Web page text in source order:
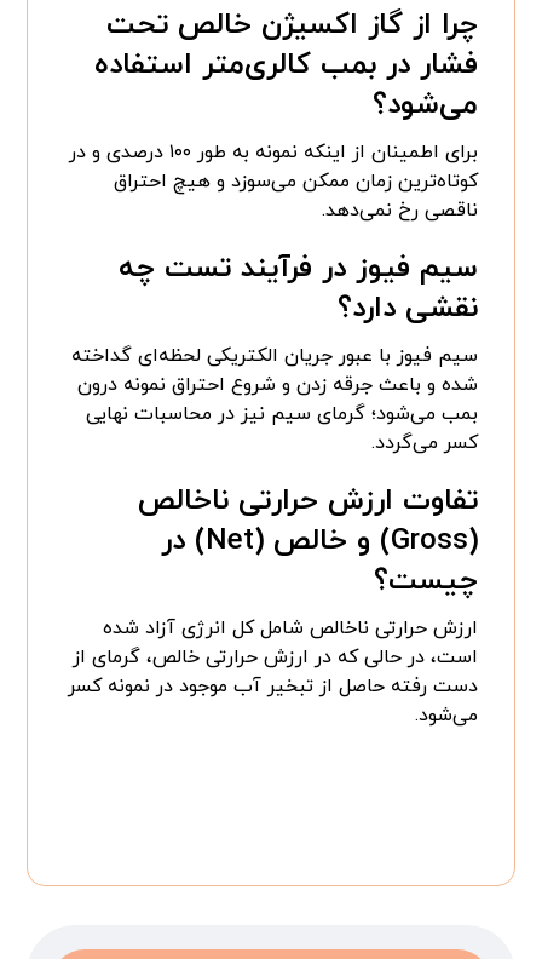
چرا از گاز اکسیژن خالص تحت
فشار در بمب کالری‌متر استفاده
می‌شود؟
برای اطمینان از اینکه نمونه به طور ۱۰۰ درصدی و در
کوتاه‌ترین زمان ممکن می‌سوزد و هیچ احتراق
ناقصی رخ نمی‌دهد.
سیم فیوز در فرآیند تست چه
نقشی دارد؟
سیم فیوز با عبور جریان الکتریکی لحظه‌ای گداخته
شده و باعث جرقه زدن و شروع احتراق نمونه درون
بمب می‌شود؛ گرمای سیم نیز در محاسبات نهایی
کسر می‌گردد.
تفاوت ارزش حرارتی ناخالص
(Gross) و خالص (Net) در
چیست؟
ارزش حرارتی ناخالص شامل کل انرژی آزاد شده
است، در حالی که در ارزش حرارتی خالص، گرمای از
دست رفته حاصل از تبخیر آب موجود در نمونه کسر
می‌شود.